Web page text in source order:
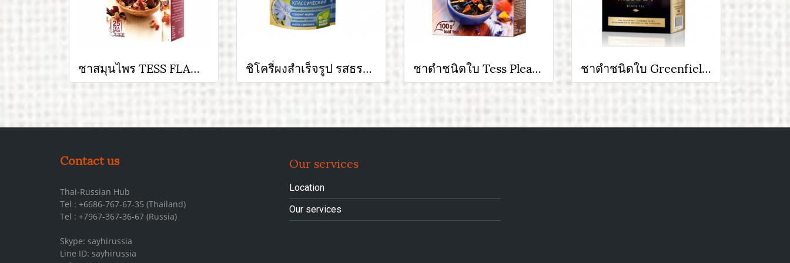
ชาสมุนไพร TESS FLAME ชาดีแบรนด์ดังจากรัสเซีย ชิโครี่ผงสำเร็จรูป รสธรรมชาติ มีรสชาติคล้ายกาแฟ ชาดำชนิดใบ Tess Pleasure ชาดีแบรนด์ดังจากรัสเซีย ขนาด 100 กรัม ชาดำชนิดใบ Greenfield Spring Melody ขนาด 100 กรัม
Contact us
Thai-Russian Hub
Tel : +6686-767-67-35 (Thailand)
Tel : +7967-367-36-67 (Russia)
Skype: sayhirussia
Line ID: sayhirussia
Our services
Location
Our services